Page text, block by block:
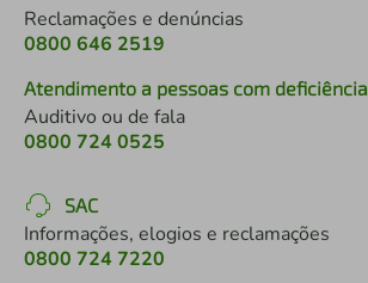
Reclamações e denúncias
0800 646 2519
Atendimento a pessoas com deficiência
Auditivo ou de fala
0800 724 0525
SAC
Informações, elogios e reclamações
0800 724 7220